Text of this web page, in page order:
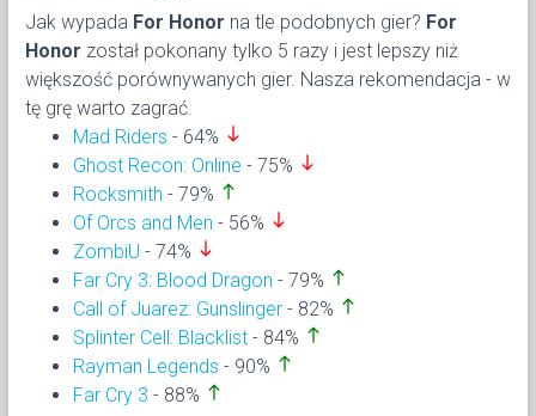
Jak wypada For Honor na tle podobnych gier? For
Honor został pokonany tylko 5 razy i jest lepszy niż
większość porównywanych gier. Nasza rekomendacja - w
tę grę warto zagrać.
Mad Riders - 64% south
Ghost Recon: Online - 75% south
Rocksmith - 79% north
Of Orcs and Men - 56% south
ZombiU - 74% south
Far Cry 3: Blood Dragon - 79% north
Call of Juarez: Gunslinger - 82% north
Splinter Cell: Blacklist - 84% north
Rayman Legends - 90% north
Far Cry 3 - 88% north